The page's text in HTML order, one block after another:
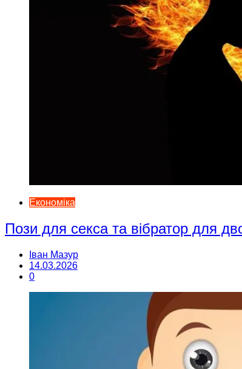
Економіка
Пози для секса та вібратор для
Іван Мазур
14.03.2026
0